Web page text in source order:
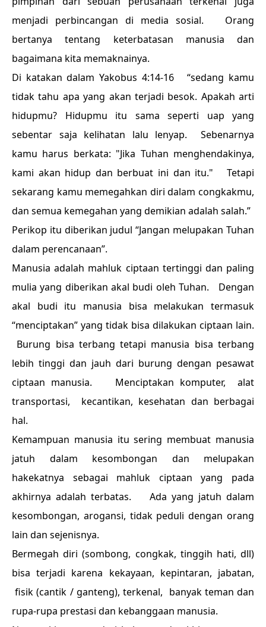
menjadi perbincangan di media sosial. Orang
bertanya tentang keterbatasan manusia dan
bagaimana kita memaknainya.
Di katakan dalam Yakobus 4:14-16 “sedang kamu
tidak tahu apa yang akan terjadi besok. Apakah arti
hidupmu? Hidupmu itu sama seperti uap yang
sebentar saja kelihatan lalu lenyap. Sebenarnya
kamu harus berkata: "Jika Tuhan menghendakinya,
kami akan hidup dan berbuat ini dan itu." Tetapi
sekarang kamu memegahkan diri dalam congkakmu,
dan semua kemegahan yang demikian adalah salah.”
Perikop itu diberikan judul “Jangan melupakan Tuhan
dalam perencanaan”.
Manusia adalah mahluk ciptaan tertinggi dan paling
mulia yang diberikan akal budi oleh Tuhan. Dengan
akal budi itu manusia bisa melakukan termasuk
“menciptakan” yang tidak bisa dilakukan ciptaan lain.
Burung bisa terbang tetapi manusia bisa terbang
lebih tinggi dan jauh dari burung dengan pesawat
ciptaan manusia. Menciptakan komputer, alat
transportasi, kecantikan, kesehatan dan berbagai
hal.
Kemampuan manusia itu sering membuat manusia
jatuh dalam kesombongan dan melupakan
hakekatnya sebagai mahluk ciptaan yang pada
akhirnya adalah terbatas. Ada yang jatuh dalam
kesombongan, arogansi, tidak peduli dengan orang
lain dan sejenisnya.
Bermegah diri (sombong, congkak, tinggih hati, dll)
bisa terjadi karena kekayaan, kepintaran, jabatan,
fisik (cantik / ganteng), terkenal, banyak teman dan
rupa-rupa prestasi dan kebanggaan manusia.